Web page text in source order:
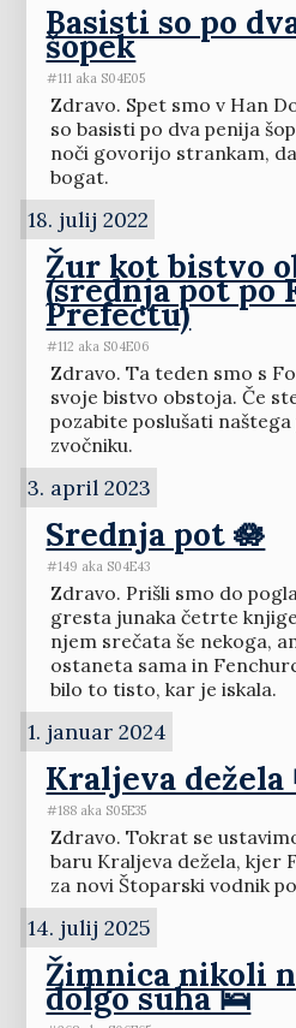
Basisti so po
šopek
#111 aka S04E05
Zdravo. Spet smo v Han
so basisti po dva penija
noči govorijo strankam,
bogat.
18. julij 2022
Žur kot bistvo
(srednja pot po
Prefectu)
#112 aka S04E06
Zdravo. Ta teden smo s
svoje bistvo obstoja. Če
pozabite poslušati
zvočniku.
3. april 2023
Srednja pot 🪷
#149 aka S04E43
Zdravo. Prišli smo do
gresta junaka četrte
njem srečata še nekoga,
ostaneta sama in
bilo to tisto, kar je iskala.
1. januar 2024
Kraljeva dežela
#188 aka S05E35
Zdravo. Tokrat se
baru Kraljeva dežela, kjer
za novi Štoparski vodnik
14. julij 2025
Žimnica nikoli
dolgo suha 🛌